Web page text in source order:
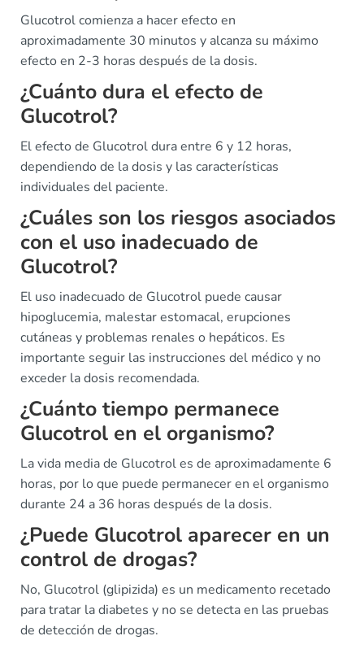
Glucotrol comienza a hacer efecto en
aproximadamente 30 minutos y alcanza su máximo
efecto en 2-3 horas después de la dosis.
¿Cuánto dura el efecto de
Glucotrol?
El efecto de Glucotrol dura entre 6 y 12 horas,
dependiendo de la dosis y las características
individuales del paciente.
¿Cuáles son los riesgos asociados
con el uso inadecuado de
Glucotrol?
El uso inadecuado de Glucotrol puede causar
hipoglucemia, malestar estomacal, erupciones
cutáneas y problemas renales o hepáticos. Es
importante seguir las instrucciones del médico y no
exceder la dosis recomendada.
¿Cuánto tiempo permanece
Glucotrol en el organismo?
La vida media de Glucotrol es de aproximadamente 6
horas, por lo que puede permanecer en el organismo
durante 24 a 36 horas después de la dosis.
¿Puede Glucotrol aparecer en un
control de drogas?
No, Glucotrol (glipizida) es un medicamento recetado
para tratar la diabetes y no se detecta en las pruebas
de detección de drogas.